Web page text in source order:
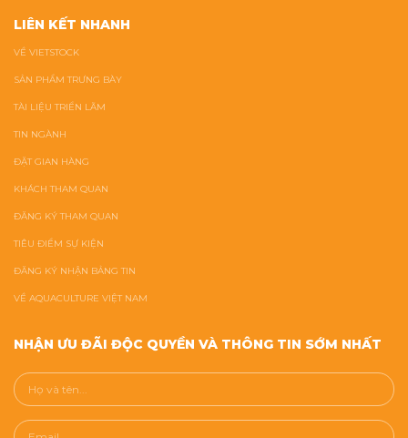
LIÊN KẾT NHANH
VỀ VIETSTOCK
SẢN PHẨM TRƯNG BÀY
TÀI LIỆU TRIỂN LÃM
TIN NGÀNH
ĐẶT GIAN HÀNG
KHÁCH THAM QUAN
ĐĂNG KÝ THAM QUAN
TIÊU ĐIỂM SỰ KIỆN
ĐĂNG KÝ NHẬN BẢNG TIN
VỀ AQUACULTURE VIỆT NAM
NHẬN ƯU ĐÃI ĐỘC QUYỀN VÀ THÔNG TIN SỚM NHẤT